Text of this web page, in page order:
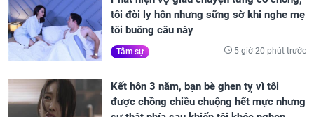
tôi đòi ly hôn nhưng sững sờ khi nghe mẹ
tôi buông câu này
Tâm sự 5 giờ 20 phút trước
Kết hôn 3 năm, bạn bè ghen tỵ vì tôi
được chồng chiều chuộng hết mực nhưng